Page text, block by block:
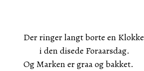
Der ringer langt borte en Klokke
i den disede Foraarsdag.
Og Marken er graa og bakket.